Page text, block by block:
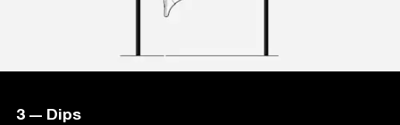
3 — Dips